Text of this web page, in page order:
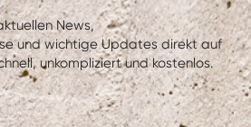
News,
und wichtige Updates direkt auf
unkompliziert und kostenlos.